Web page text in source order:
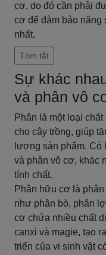
cơ, do đó cần phải
cơ để đảm bảo năng
nhất.
Tóm tắt
Sự khác
và phân vô
Phân là một loại
cho cây trồng, giúp
lượng sản phẩm.
và phân vô cơ, khác
tính chất.
Phân hữu cơ là
như phân bò, phân
cơ chứa nhiều chất
canxi và magie, tạo
triển của vi sinh vật